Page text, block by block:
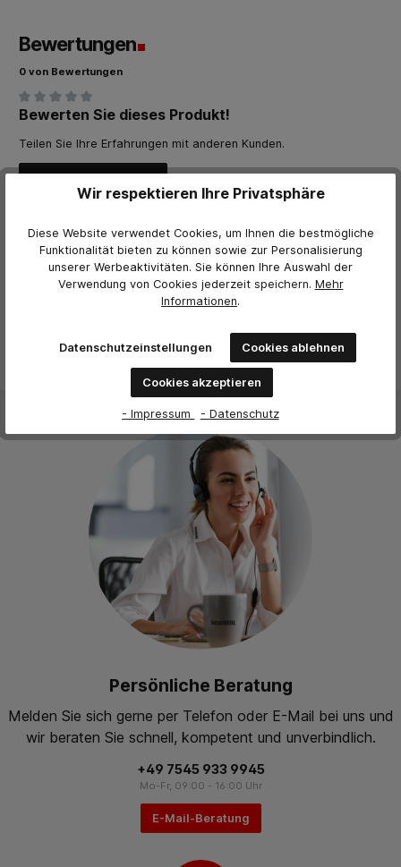
Bewertungen
0 von Bewertungen
Durchschnittliche Bewertung von 0 von 5 Sternen
Bewerten Sie dieses Produkt!
Teilen Sie Ihre Erfahrungen mit anderen Kunden.
Bewertung schreiben
Keine Bewertungen gefunden. Teilen Sie Ihre Erfahrungen
mit anderen.
Persönliche Beratung
Melden Sie sich gerne per Telefon oder E-Mail bei uns und
wir beraten Sie schnell, kompetent und unverbindlich.
+49 7545 933 9945
Mo-Fr, 09:00 - 16:00 Uhr
E-Mail-Beratung
Wir respektieren Ihre Privatsphäre
Diese Website verwendet Cookies, um Ihnen die bestmögliche
Funktionalität bieten zu können sowie zur Personalisierung
unserer Werbeaktivitäten. Sie können Ihre Auswahl der
Verwendung von Cookies jederzeit speichern. Mehr
Informationen.
Datenschutzeinstellungen Cookies ablehnen
Cookies akzeptieren
- Impressum - Datenschutz